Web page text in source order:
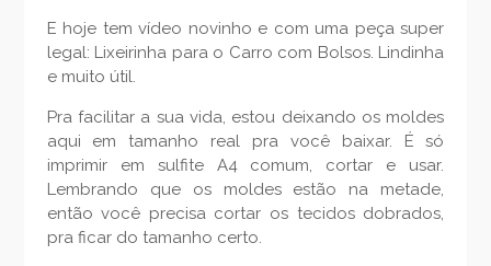
E hoje tem vídeo novinho e com uma peça super
legal: Lixeirinha para o Carro com Bolsos. Lindinha
e muito útil.
Pra facilitar a sua vida, estou deixando os moldes
aqui em tamanho real pra você baixar. É só
imprimir em sulfite A4 comum, cortar e usar.
Lembrando que os moldes estão na metade,
então você precisa cortar os tecidos dobrados,
pra ficar do tamanho certo.